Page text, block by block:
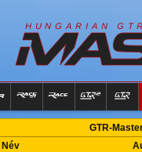
H U N G A R I A N G T
GTR-
Név